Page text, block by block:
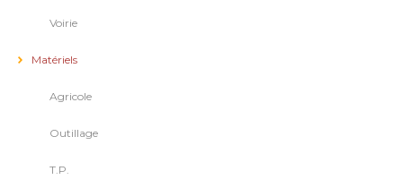
Voirie
Matériels
Agricole
Outillage
T.P.